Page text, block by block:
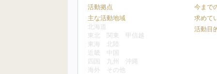
活動拠点
主な活動地域
北海道
東北
関東
甲信越
東海
北陸
近畿
中国
四国
九州
沖縄
海外
その他
今まで
求めて
活動目